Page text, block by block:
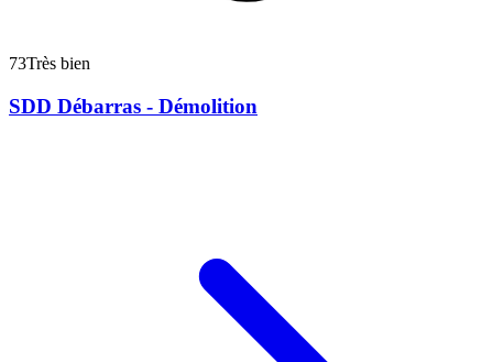
73Très bien
SDD Débarras - Démolition